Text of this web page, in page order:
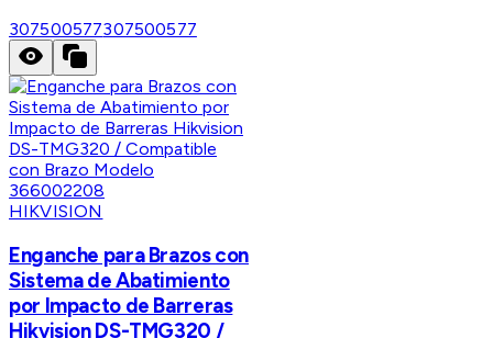
307500577307500577
HIKVISION
Enganche para Brazos con
Sistema de Abatimiento
por Impacto de Barreras
Hikvision DS-TMG320 /